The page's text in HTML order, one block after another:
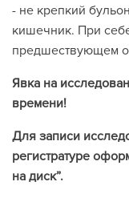
- не крепкий
кишечник. При
Явка на
времени!
Для записи
регистратуре
на диск”.